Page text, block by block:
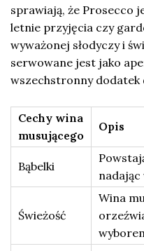
sprawiają, że Prosecco
letnie przyjęcia czy
wyważonej słodyczy i
serwowane jest jako
wszechstronny dodatek
Cechy wina
musującego
Opis
Bąbelki
nadając
Świeżość
Wina